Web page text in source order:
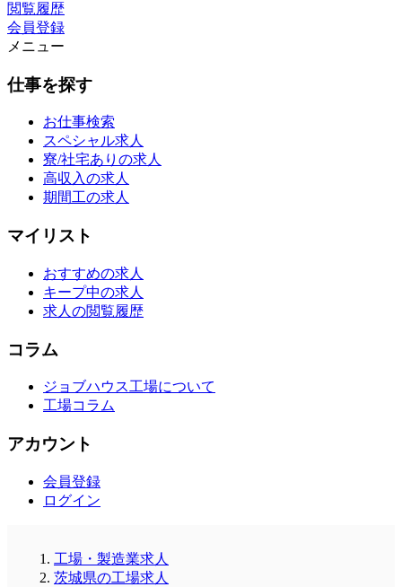
閲覧履歴
会員登録
メニュー
仕事を探す
お仕事検索
スペシャル求人
寮/社宅ありの求人
高収入の求人
期間工の求人
マイリスト
おすすめの求人
キープ中の求人
求人の閲覧履歴
コラム
ジョブハウス工場について
工場コラム
アカウント
会員登録
ログイン
工場・製造業求人
茨城県の工場求人